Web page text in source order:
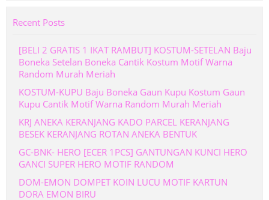
Recent Posts
[BELI 2 GRATIS 1 IKAT RAMBUT] KOSTUM-SETELAN Baju
Boneka Setelan Boneka Cantik Kostum Motif Warna
Random Murah Meriah
KOSTUM-KUPU Baju Boneka Gaun Kupu Kostum Gaun
Kupu Cantik Motif Warna Random Murah Meriah
KRJ ANEKA KERANJANG KADO PARCEL KERANJANG
BESEK KERANJANG ROTAN ANEKA BENTUK
GC-BNK- HERO [ECER 1PCS] GANTUNGAN KUNCI HERO
GANCI SUPER HERO MOTIF RANDOM
DOM-EMON DOMPET KOIN LUCU MOTIF KARTUN
DORA EMON BIRU